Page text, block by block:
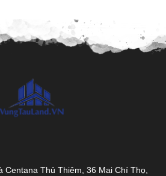
Centana Thủ Thiêm, 36 Mai Chí Thọ,